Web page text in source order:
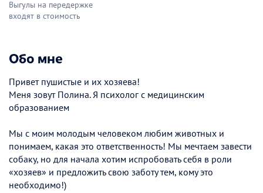
Выгулы на передержке
входят в стоимость
Обо мне
Привет пушистые и их хозяева!
Меня зовут Полина. Я психолог с медицинским
образованием
Мы с моим молодым человеком любим животных и
понимаем, какая это ответственность! Мы мечтаем завести
собаку, но для начала хотим испробовать себя в роли
«хозяев» и предложить свою заботу тем, кому это
необходимо!)